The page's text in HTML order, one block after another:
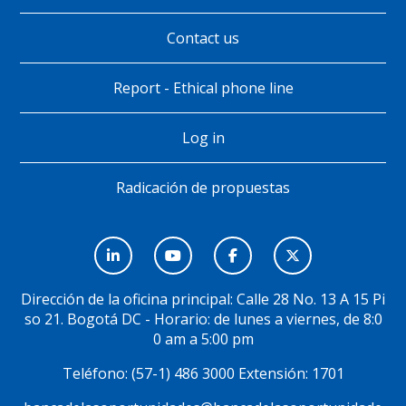
Contact us
Report - Ethical phone line
Log in
Radicación de propuestas
Social
Dirección de la oficina principal: Calle 28 No. 13 A 15 Pi
so 21. Bogotá DC - Horario: de lunes a viernes, de 8:0
0 am a 5:00 pm
Teléfono: (57-1) 486 3000 Extensión: 1701